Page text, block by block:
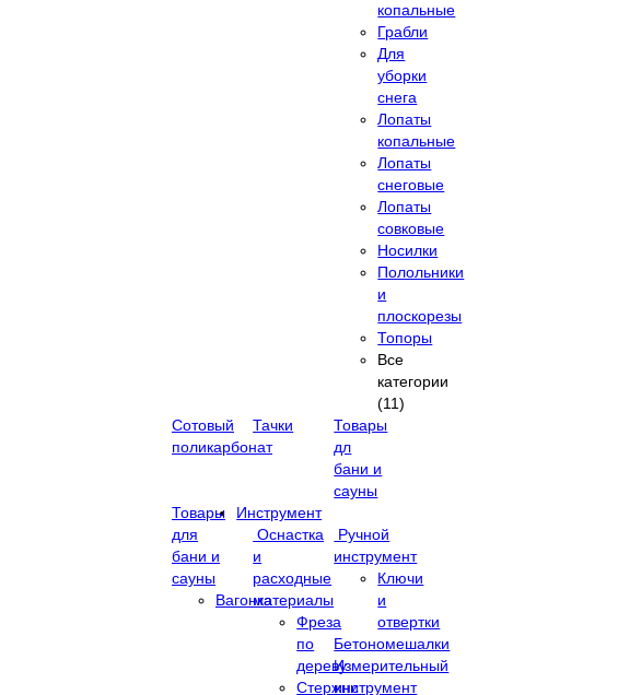
копальные
Грабли
Для
уборки
снега
Лопаты
копальные
Лопаты
снеговые
Лопаты
совковые
Носилки
Полольники
и
плоскорезы
Топоры
Все
категории
(11)
Сотовый
поликарбонат
Тачки
Товары
дл
бани и
сауны
Товары
для
бани и
сауны
Вагонка
Инструмент
Оснастка
и
расходные
материалы
Фреза
по
дереву
Стержни
Ручной
инструмент
Ключи
и
отвертки
Бетономешалки
Измерительный
инструмент